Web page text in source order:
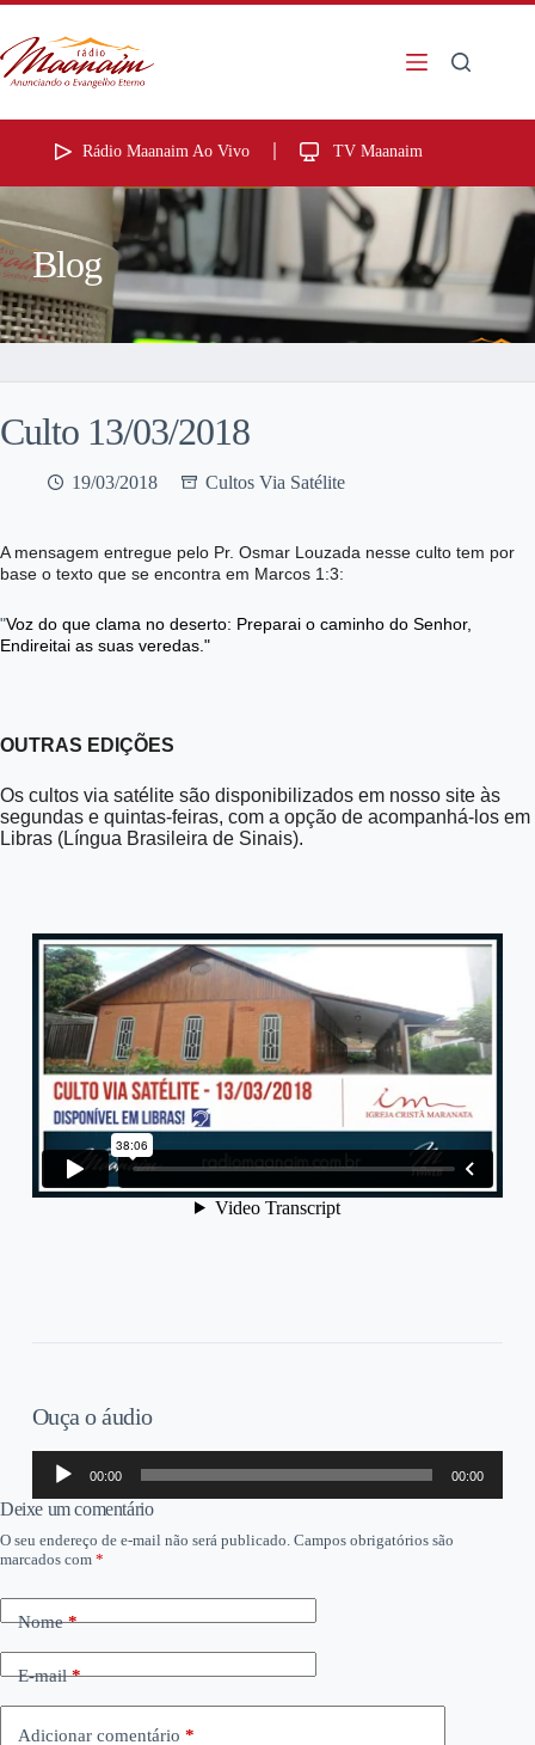
Rádio Maanaim Ao Vivo TV Maanaim
Blog
Culto 13/03/2018
19/03/2018 Cultos Via Satélite
A mensagem entregue pelo Pr. Osmar Louzada nesse culto tem por
base o texto que se encontra em Marcos 1:3:
"Voz do que clama no deserto: Preparai o caminho do Senhor,
Endireitai as suas veredas."
OUTRAS EDIÇÕES
Os cultos via satélite são disponibilizados em nosso site às
segundas e quintas-feiras, com a opção de acompanhá-los em
Libras (Língua Brasileira de Sinais).
Ouça o áudio
Tocador
áudio
00:00 00:00
Deixe um comentário
O seu endereço de e-mail não será publicado. Campos obrigatórios são
marcados com *
Nome*
E-mail*
Adicionar comentário *